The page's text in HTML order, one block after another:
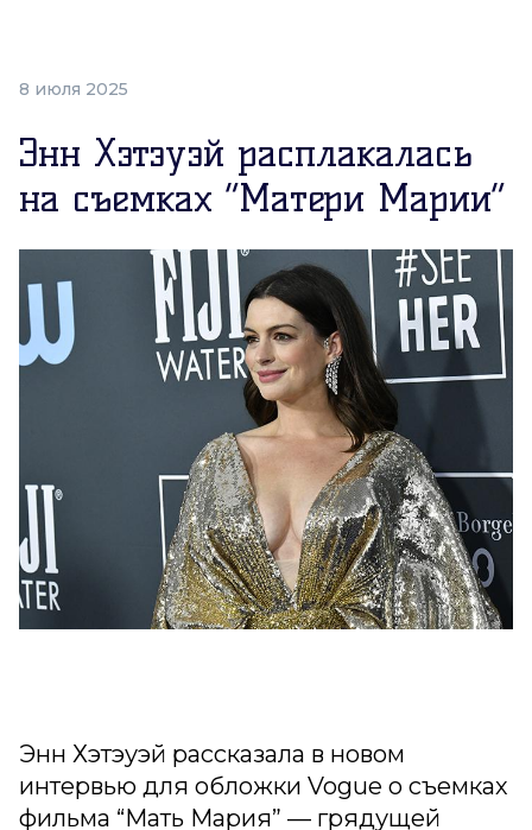
8 июля 2025
Энн Хэтэуэй расплакалась
на съемках “Матери Марии”
Энн Хэтэуэй рассказала в новом
интервью для обложки Vogue о съемках
фильма “Мать Мария” — грядущей